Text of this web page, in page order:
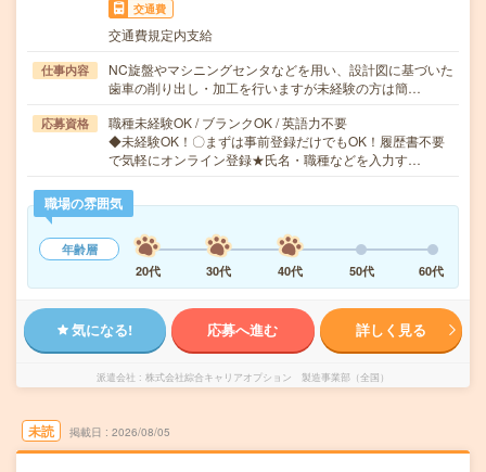
交通費
交通費規定内支給
仕事内容
NC旋盤やマシニングセンタなどを用い、設計図に基づいた
歯車の削り出し・加工を行いますが未経験の方は簡…
応募資格
職種未経験OK / ブランクOK / 英語力不要
◆未経験OK！〇まずは事前登録だけでもOK！履歴書不要
で気軽にオンライン登録★氏名・職種などを入力す…
職場の雰囲気
年齢層
20代
30代 40代 50代 60代
気になる! 応募へ進む 詳しく見る
派遣会社 株式会社綜合キャリアオプション 製造事業部（全国）
未読 掲載日 2026/08/05